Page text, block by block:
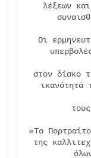
λέξεων
Οι
στον δίσκο
ικανότητά
«Το
της